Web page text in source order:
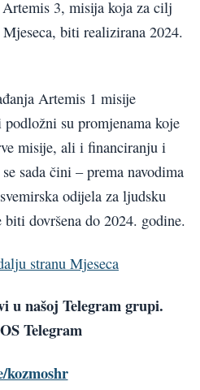
Artemis 3, misija koja za cilj
biti realizirana 2024.
Artemis 1 misije
podložni su promjenama koje
misije, ali i financiranju i
sada čini – prema navodima
odijela za ljudsku
dovršena do 2024. godine.
stranu Mjeseca
u našoj Telegram grupi.
Telegram
kozmoshr